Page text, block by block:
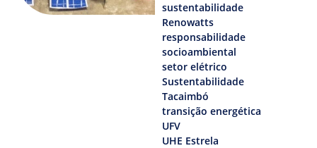
sustentabilidade
Renowatts
responsabilidade
socioambiental
setor elétrico
Sustentabilidade
Tacaimbó
transição energética
UFV
UHE Estrela